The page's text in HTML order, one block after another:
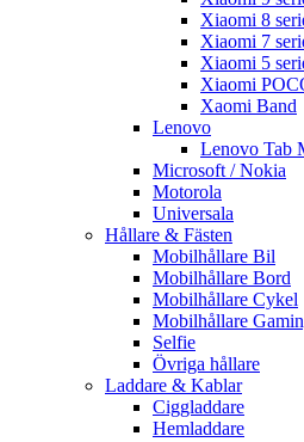
Xiaomi 8
Xiaomi 7
Xiaomi 5
Xiaomi
Xaomi Band
Lenovo
Lenovo Tab
Microsoft / Nokia
Motorola
Universala
Hållare & Fästen
Mobilhållare Bil
Mobilhållare Bord
Mobilhållare Cykel
Mobilhållare
Selfie
Övriga hållare
Laddare & Kablar
Ciggladdare
Hemladdare